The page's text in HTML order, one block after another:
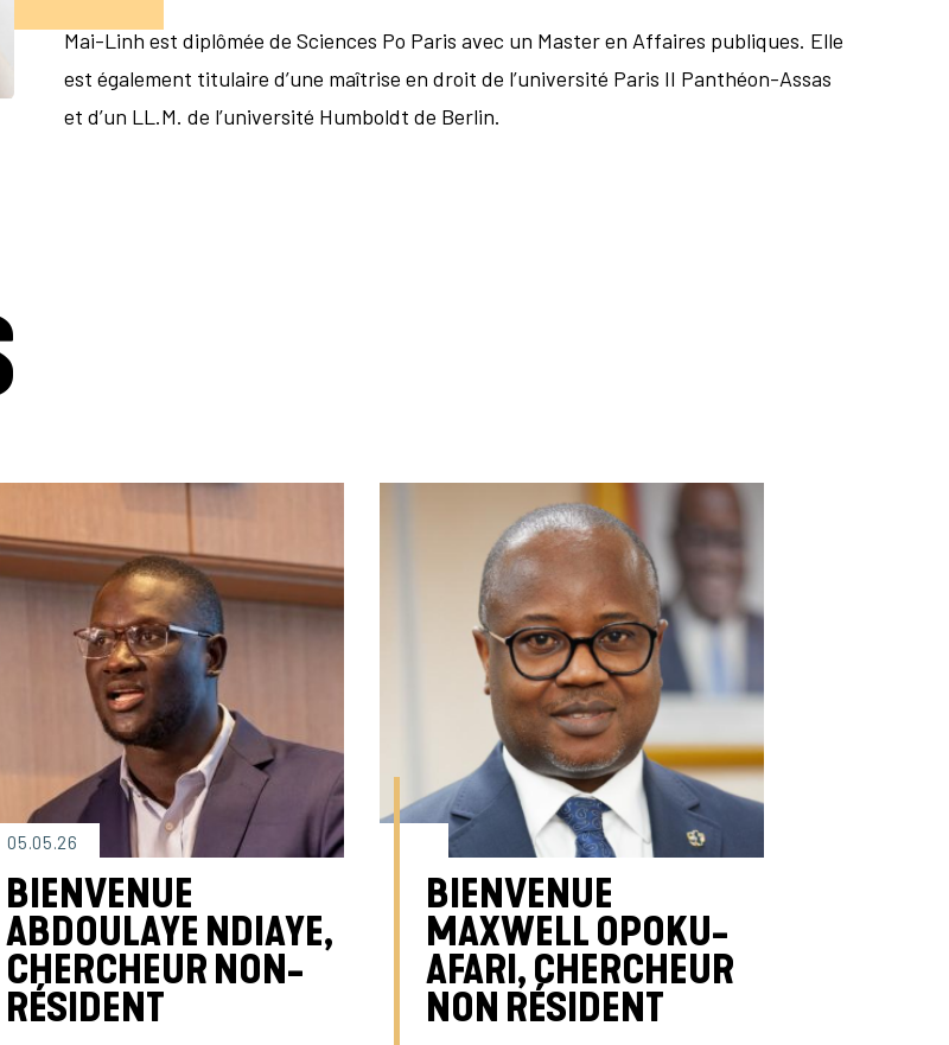
Mai-Linh est diplômée de Sciences Po Paris avec un Master en Affaires publiques. Elle
est également titulaire d’une maîtrise en droit de l’université Paris II Panthéon-Assas
et d’un LL.M. de l’université Humboldt de Berlin.
05.05.26
BIENVENUE
ABDOULAYE NDIAYE,
CHERCHEUR NON-
RÉSIDENT
BIENVENUE
MAXWELL OPOKU-
AFARI, CHERCHEUR
NON RÉSIDENT